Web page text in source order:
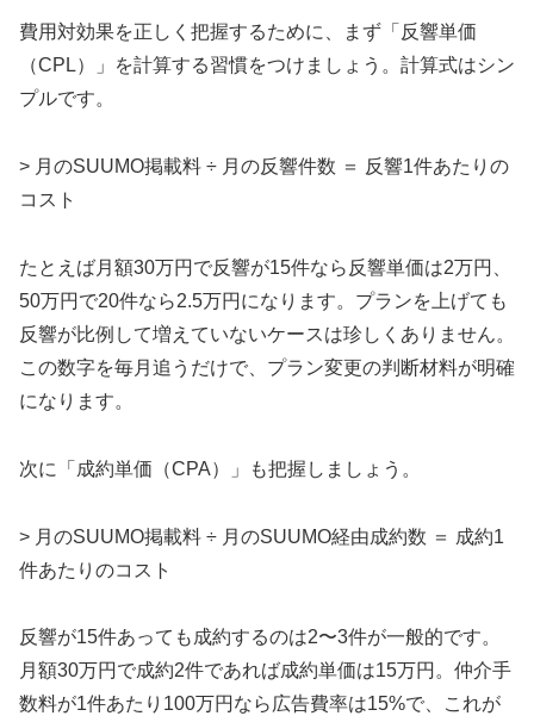
費用対効果を正しく把握するために、まず「反響単価
（CPL）」を計算する習慣をつけましょう。計算式はシン
プルです。
> 月のSUUMO掲載料 ÷ 月の反響件数 ＝ 反響1件あたりの
コスト
たとえば月額30万円で反響が15件なら反響単価は2万円、
50万円で20件なら2.5万円になります。プランを上げても
反響が比例して増えていないケースは珍しくありません。
この数字を毎月追うだけで、プラン変更の判断材料が明確
になります。
次に「成約単価（CPA）」も把握しましょう。
> 月のSUUMO掲載料 ÷ 月のSUUMO経由成約数 ＝ 成約1
件あたりのコスト
反響が15件あっても成約するのは2〜3件が一般的です。
月額30万円で成約2件であれば成約単価は15万円。仲介手
数料が1件あたり100万円なら広告費率は15%で、これが